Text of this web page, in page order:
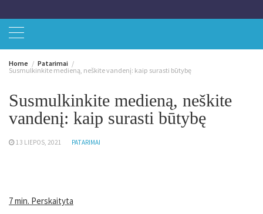
Home
Patarimai
Susmulkinkite medieną, neškite vandenį: kaip surasti būtybę
Susmulkinkite medieną, neškite
vandenį: kaip surasti būtybę
13 LIEPOS, 2021 PATARIMAI
7 min. Perskaityta